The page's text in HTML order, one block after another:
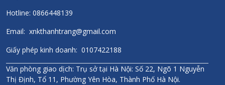
Hotline: 0866448139
Email: xnkthanhtrang@gmail.com
Giấy phép kinh doanh: 0107422188
Văn phòng giao dịch: Trụ sở tại Hà Nội: Số 22, Ngõ 1 Nguyễn
Thị Định, Tổ 11, Phường Yên Hòa, Thành Phố Hà Nội.